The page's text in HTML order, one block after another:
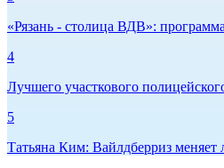
«Рязань - столица ВДВ»:
4
Лучшего участкового
5
Татьяна Ким: Вайлдберриз